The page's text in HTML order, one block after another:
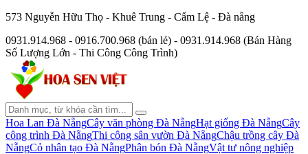
573 Nguyễn Hữu Thọ - Khuê Trung - Cẩm Lệ - Đà nẵng
0931.914.968 - 0916.700.968 (bán lẻ) - 0931.914.968 (Bán Hàng
Số Lượng Lớn - Thi Công Công Trình)
Hoa Lan Đà NẵngCây văn phòng Đà NẵngHạt giống Đà NẵngCây
công trình Đà NẵngThi công sân vườn Đà NẵngChậu trồng cây Đà
NẵngCỏ nhân tạo Đà NẵngPhân bón Đà NẵngVật tư nông nghiệp